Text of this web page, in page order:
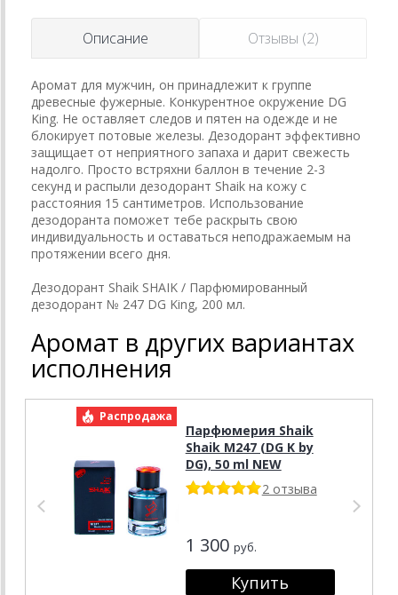
Описание Отзывы (2)
Аромат для мужчин, он принадлежит к группе
древесные фужерные. Конкурентное окружение DG
King. Не оставляет следов и пятен на одежде и не
блокирует потовые железы. Дезодорант эффективно
защищает от неприятного запаха и дарит свежесть
надолго. Просто встряхни баллон в течение 2-3
секунд и распыли дезодорант Shaik на кожу с
расстояния 15 сантиметров. Использование
дезодоранта поможет тебе раскрыть свою
индивидуальность и оставаться неподражаемым на
протяжении всего дня.
Дезодорант Shaik SHAIK / Парфюмированный
дезодорант № 247 DG King, 200 мл.
Аромат в других вариантах
исполнения
Распродажа
Парфюмерия Shaik
Shaik M247 (DG K by
DG), 50 ml NEW
2 отзыва
1 300 руб.